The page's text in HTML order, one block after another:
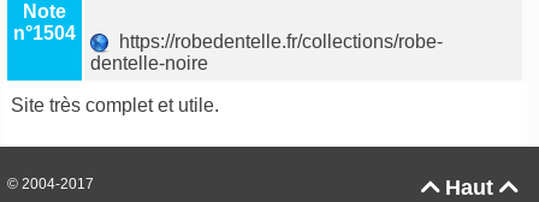
Note
n°1504
https://robedentelle.fr/collections/robe-
dentelle-noire
Site très complet et utile.
Haut 
© 2004-2017